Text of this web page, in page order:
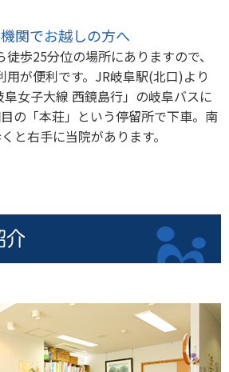
関でお越しの方へ
徒歩25分位の場所にありますので、
用が便利です。JR岐阜駅(北口)より
阜女子大線 西鏡島行」の岐阜バスに
の「本荘」という停留所で下車。南
と右手に当院があります。
介